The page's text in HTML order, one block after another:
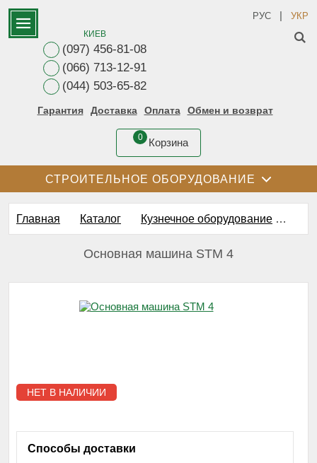
КИЕВ
(097) 456-81-08
(066) 713-12-91
(044) 503-65-82
Гарантия Доставка Оплата Обмен и возврат
0 Корзина
РУС | УКР
СТРОИТЕЛЬНОЕ ОБОРУДОВАНИЕ
Главная Каталог Кузнечное оборудование
Основная машина STM 4
НЕТ В НАЛИЧИИ
Способы доставки